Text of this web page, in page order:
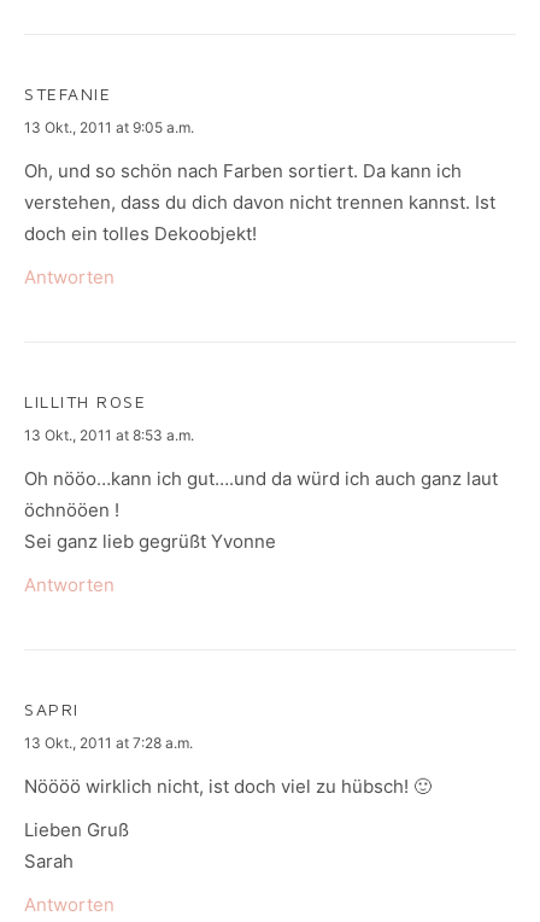
STEFANIE
says:
13 Okt., 2011 at 9:05 a.m.
Oh, und so schön nach Farben sortiert. Da kann ich
verstehen, dass du dich davon nicht trennen kannst. Ist
doch ein tolles Dekoobjekt!
Antworten
LILLITH ROSE
says:
13 Okt., 2011 at 8:53 a.m.
Oh nööo…kann ich gut….und da würd ich auch ganz laut
öchnööen !
Sei ganz lieb gegrüßt Yvonne
Antworten
SAPRI
says:
13 Okt., 2011 at 7:28 a.m.
Nöööö wirklich nicht, ist doch viel zu hübsch! 🙂
Lieben Gruß
Sarah
Antworten